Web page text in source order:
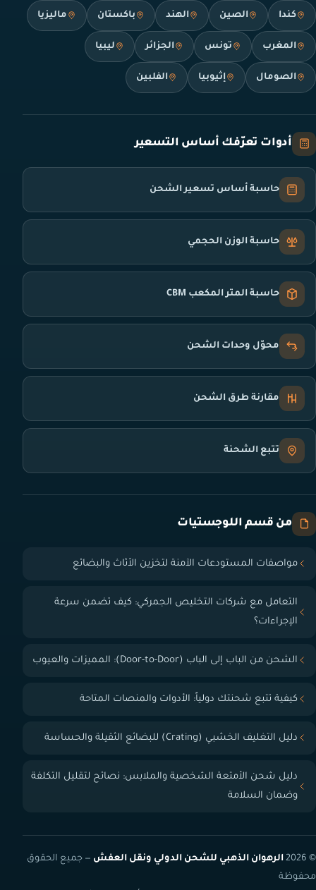
كندا الصين الهند باكستان ماليزيا
المغرب تونس الجزائر ليبيا
الصومال إثيوبيا الفلبين
أدوات تعرّفك أساس التسعير
حاسبة أساس تسعير الشحن
حاسبة الوزن الحجمي
حاسبة المتر المكعب CBM
محوّل وحدات الشحن
مقارنة طرق الشحن
تتبع الشحنة
من قسم اللوجستيات
مواصفات المستودعات الآمنة لتخزين الأثاث والبضائع
التعامل مع شركات التخليص الجمركي: كيف تضمن سرعة
الإجراءات؟
الشحن من الباب إلى الباب (Door-to-Door): المميزات والعيوب
كيفية تتبع شحنتك دولياً: الأدوات والمنصات المتاحة
دليل التغليف الخشبي (Crating) للبضائع الثقيلة والحساسة
دليل شحن الأمتعة الشخصية والملابس: نصائح لتقليل التكلفة
وضمان السلامة
© 2026 الرهوان الذهبي للشحن الدولي ونقل العفش — جميع الحقوق
محفوظة